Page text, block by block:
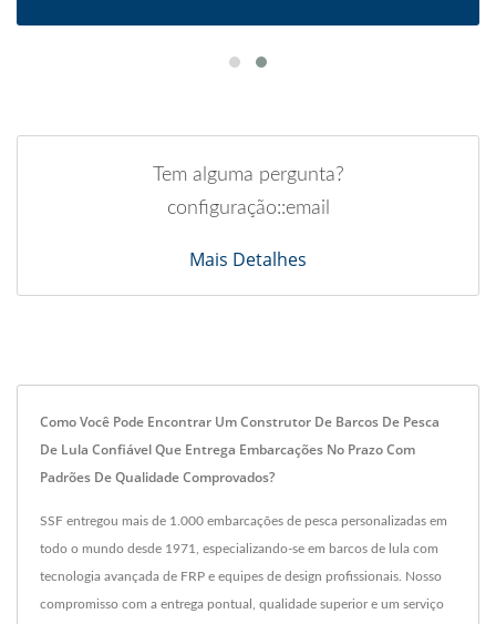
Tem alguma pergunta?
configuração::email
Mais Detalhes
Como Você Pode Encontrar Um Construtor De Barcos De Pesca
De Lula Confiável Que Entrega Embarcações No Prazo Com
Padrões De Qualidade Comprovados?
SSF entregou mais de 1.000 embarcações de pesca personalizadas em
todo o mundo desde 1971, especializando-se em barcos de lula com
tecnologia avançada de FRP e equipes de design profissionais. Nosso
compromisso com a entrega pontual, qualidade superior e um serviço